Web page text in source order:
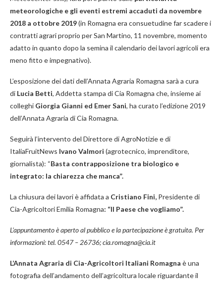
meteorologiche e gli eventi estremi accaduti da novembre
2018 a ottobre 2019(in Romagna era consuetudine far scadere i
contratti agrari proprio per San Martino, 11 novembre, momento
adatto in quanto dopo la semina il calendario dei lavori agricoli era
meno fitto e impegnativo).
L’esposizione dei dati dell’Annata Agraria Romagna sarà a cura
di Lucia Betti, Addetta stampa di Cia Romagna che, insieme ai
colleghi Giorgia Gianni ed Emer Sani, ha curato l’edizione 2019
dell’Annata Agraria di Cia Romagna.
Seguirà l’intervento del Direttore di AgroNotizie e di
ItaliaFruitNews Ivano Valmori (agrotecnico, imprenditore,
giornalista): “Basta contrapposizione tra biologico e
integrato: la chiarezza che manca”.
La chiusura dei lavori è affidata a Cristiano Fini, Presidente di
Cia-Agricoltori Emilia Romagna: “Il Paese che vogliamo”.
L’appuntamento è aperto al pubblico e la partecipazione è gratuita. Per
informazioni: tel. 0547 – 26736; cia.romagna@cia.it
L’Annata Agraria di Cia-Agricoltori Italiani Romagna è una
fotografia dell’andamento dell’agricoltura locale riguardante il